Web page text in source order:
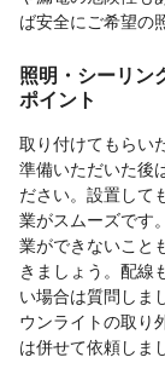
ば安全にご希望の
照明・シーリン
ポイント
取り付けてもらい
準備いただいた後
ださい。設置して
業がスムーズです
業ができないこと
きましょう。配線
い場合は質問しま
ウンライトの取り
は併せて依頼しま